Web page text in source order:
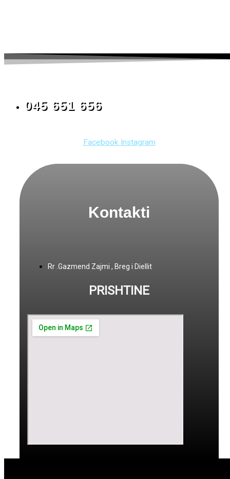
045 651 656
Facebook Instagram
Kontakti
Rr .Gazmend Zajmi , Breg i Diellit
PRISHTINE